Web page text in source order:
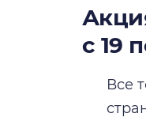
с 19
Все